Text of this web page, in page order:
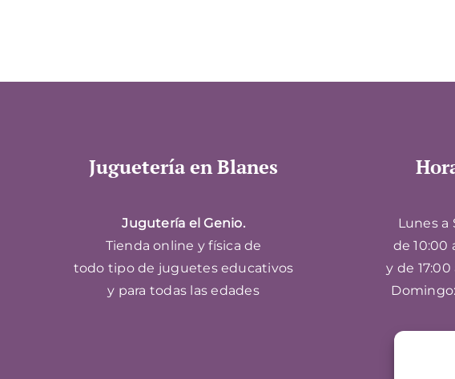
Juguetería en Blanes
Jugutería el Genio.
Tienda online y física de
todo tipo de juguetes educativos
y para todas las edades
Lunes a
de 10:00
y de 17:00